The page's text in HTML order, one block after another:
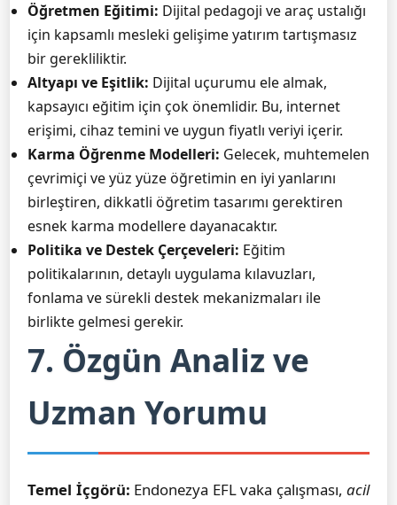
Öğretmen Eğitimi: Dijital pedagoji ve araç ustalığı
için kapsamlı mesleki gelişime yatırım tartışmasız
bir gerekliliktir.
Altyapı ve Eşitlik: Dijital uçurumu ele almak,
kapsayıcı eğitim için çok önemlidir. Bu, internet
erişimi, cihaz temini ve uygun fiyatlı veriyi içerir.
Karma Öğrenme Modelleri: Gelecek, muhtemelen
çevrimiçi ve yüz yüze öğretimin en iyi yanlarını
birleştiren, dikkatli öğretim tasarımı gerektiren
esnek karma modellere dayanacaktır.
Politika ve Destek Çerçeveleri: Eğitim
politikalarının, detaylı uygulama kılavuzları,
fonlama ve sürekli destek mekanizmaları ile
birlikte gelmesi gerekir.
7. Özgün Analiz ve
Uzman Yorumu
Temel İçgörü: Endonezya EFL vaka çalışması, acil